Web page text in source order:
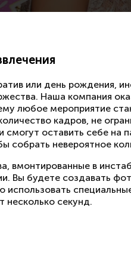
или день рождения,
Наша компания
любое мероприятие
кадров, не
смогут оставить себе на
собрать невероятное
вмонтированные в
Вы будете создавать
несколько секунд.